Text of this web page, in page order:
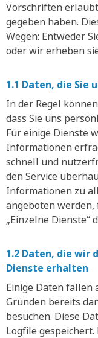
Vorschriften
gegeben haben.
Wegen: Entweder
oder wir erheben
1.1 Daten, die Sie
In der Regel
dass Sie uns
Für einige Dienste
Informationen
schnell und
den Service
Informationen zu
angeboten
„Einzelne Dienste“
1.2 Daten, die wir
Dienste erhalten
Einige Daten fallen
Gründen bereits
besuchen. Diese
Logfile